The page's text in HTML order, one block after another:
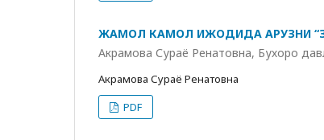
ЖАМОЛ КАМОЛ ИЖОДИДА АРУЗНИ
Акрамова Сураё Ренатовна, Бухоро
Акрамова Сураё Ренатовна
PDF